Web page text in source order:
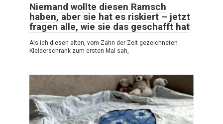
Niemand wollte diesen Ramsch
haben, aber sie hat es riskiert – jetzt
fragen alle, wie sie das geschafft hat
Als ich diesen alten, vom Zahn der Zeit gezeichneten
Kleiderschrank zum ersten Mal sah,